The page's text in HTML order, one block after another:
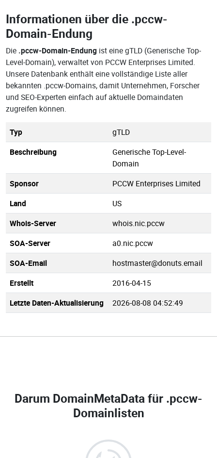
Informationen über die .pccw-
Domain-Endung
Die .pccw-Domain-Endung ist eine gTLD (Generische Top-
Level-Domain), verwaltet von PCCW Enterprises Limited.
Unsere Datenbank enthält eine vollständige Liste aller
bekannten .pccw-Domains, damit Unternehmen, Forscher
und SEO-Experten einfach auf aktuelle Domaindaten
zugreifen können.
Typ
gTLD
Beschreibung
Generische Top-Level-
Domain
Sponsor
PCCW Enterprises Limited
Land
US
Whois-Server
whois.nic.pccw
SOA-Server
a0.nic.pccw
SOA-Email
hostmaster@donuts.email
Erstellt
2016-04-15
Letzte Daten-Aktualisierung
2026-08-08 04:52:49
Darum DomainMetaData für .pccw-
Domainlisten